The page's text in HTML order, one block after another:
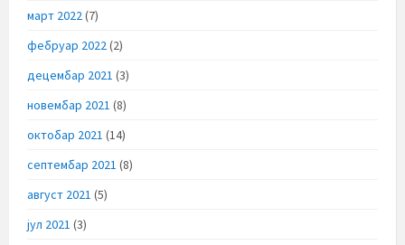
март 2022(7)
фебруар 2022(2)
децембар 2021 (3)
новембар 2021 (8)
октобар 2021 (14)
септембар 2021 (8)
август 2021 (5)
јул 2021 (3)